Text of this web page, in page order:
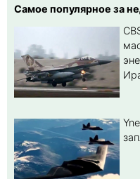
Самое популярное за